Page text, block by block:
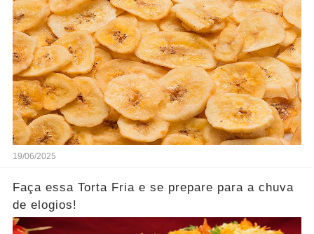
19/06/2025
Faça essa Torta Fria e se prepare para a chuva
de elogios!